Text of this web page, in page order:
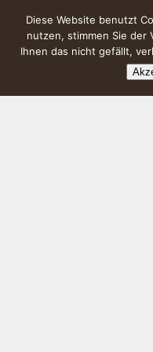
Diese Website benutzt
nutzen, stimmen Sie der
Ihnen das nicht gefällt,